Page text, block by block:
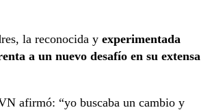
la reconocida y experimentada
a un nuevo desafío en su extensa
afirmó: “yo buscaba un cambio y